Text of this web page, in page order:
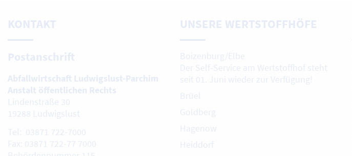
KONTAKT
Postanschrift
Abfallwirtschaft Ludwigslust-Parchim
Anstalt öffentlichen Rechts
Lindenstraße 30
19288 Ludwigslust
Tel: 03871 722-7000
Fax: 03871 722-77 7000
UNSERE WERTSTOFFHÖFE
Boizenburg/Elbe
Der Self-Service am Wertstoffhof steht
seit 01. Juni wieder zur Verfügung!
Brüel
Goldberg
Hagenow
Heiddorf